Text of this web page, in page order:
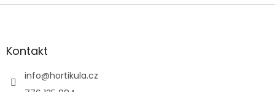
Z
aKontakt
info@hortikula.cz